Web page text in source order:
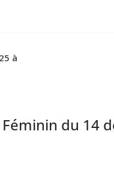
à
Féminin du 14